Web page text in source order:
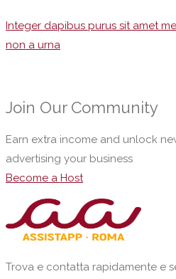
Integer dapibus purus sit amet
non a urna
Join Our Community
Earn extra income and unlock
advertising your business
Become a Host
Trova e contatta rapidamente e